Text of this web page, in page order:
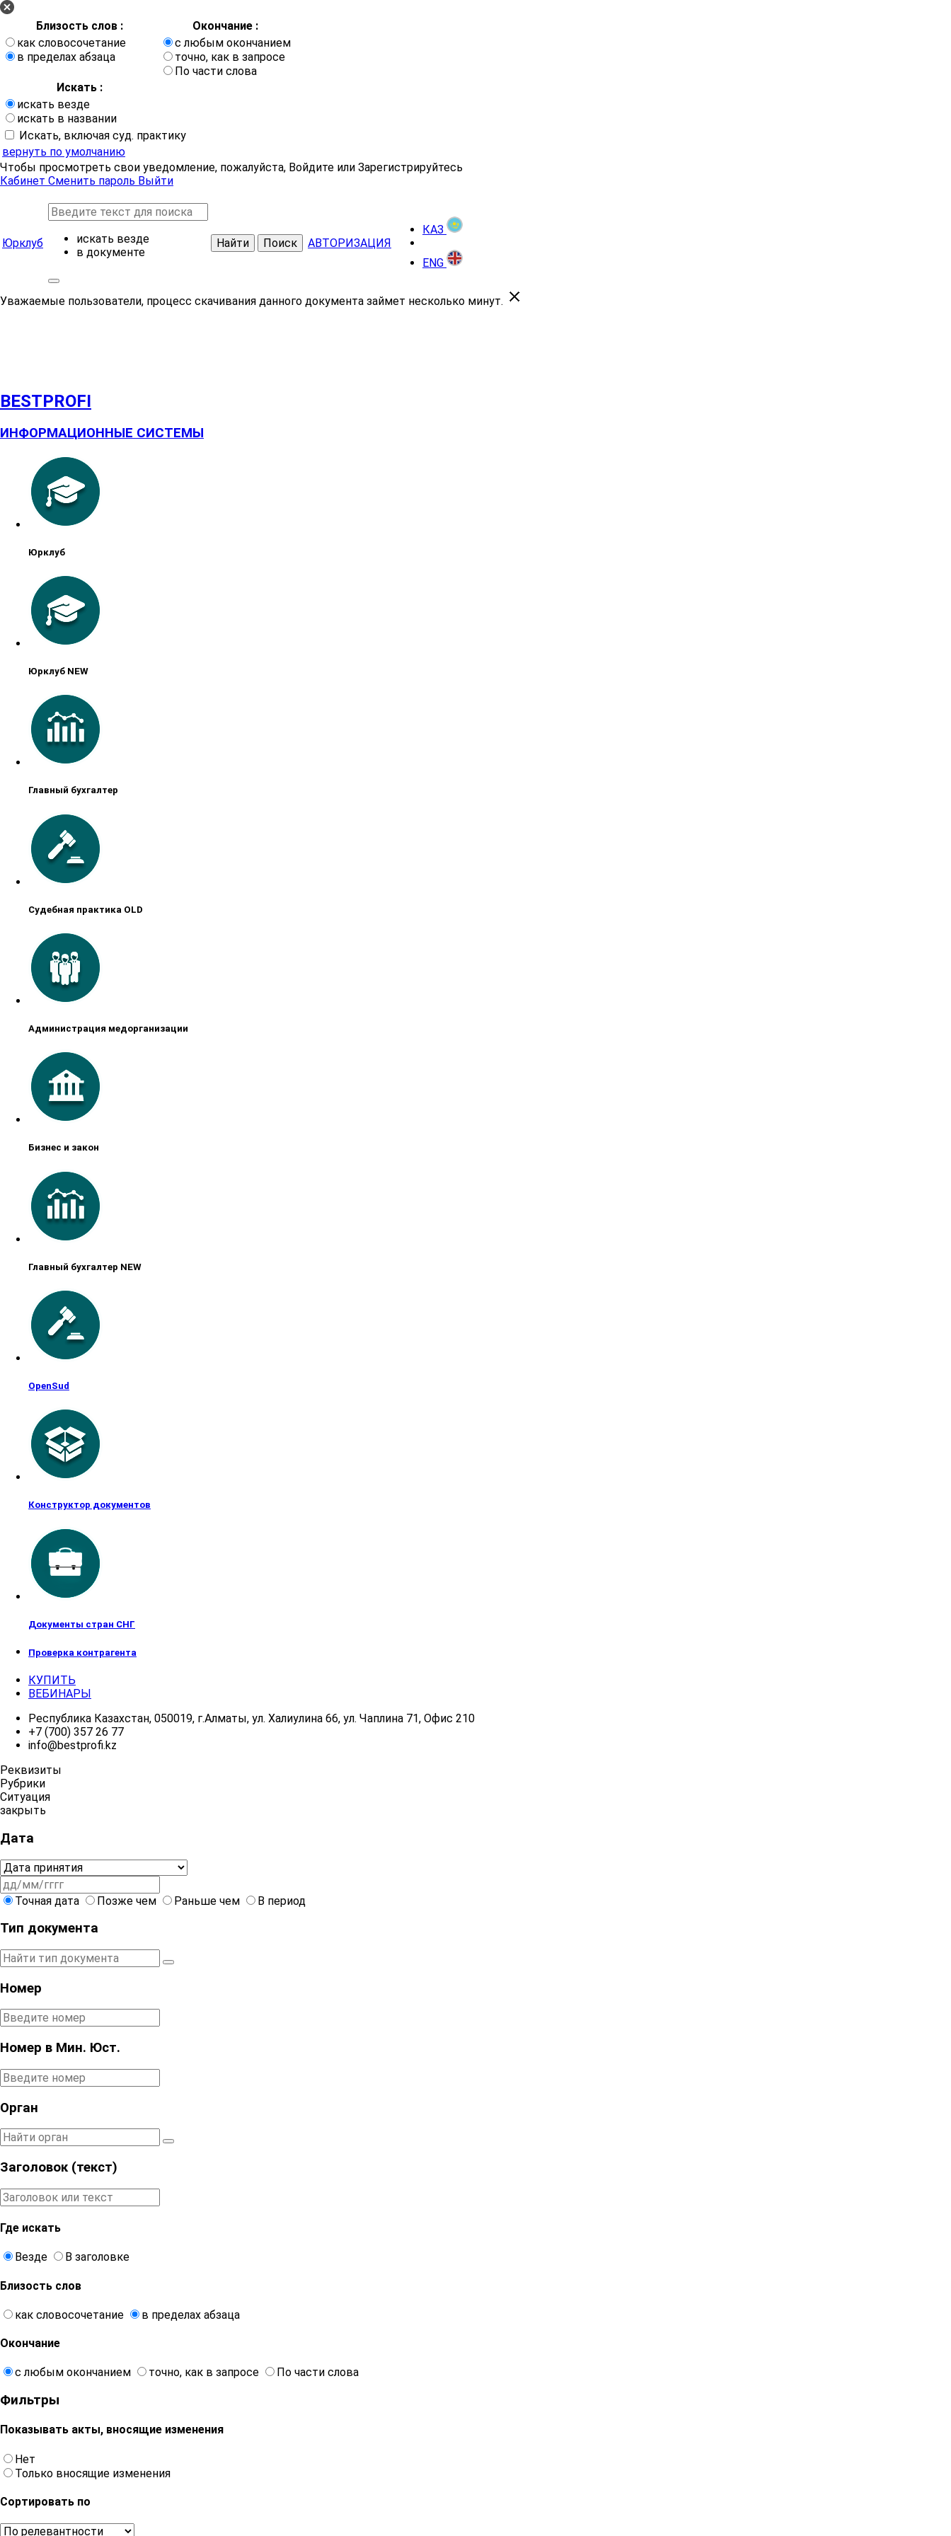
Близость слов :
Окончание :
как словосочетание
в пределах абзаца
с любым окончанием
точно, как в запросе
По части слова
Искать :
искать везде
искать в названии
Искать, включая суд. практику
вернуть по умолчанию
Чтобы просмотреть свои уведомление, пожалуйста, Войдите или Зарегистрируйтесь
Кабинет Сменить пароль Выйти
Юрклуб
искать везде
в документе
Найти Поиск АВТОРИЗАЦИЯ
КАЗ
ENG
Уважаемые пользователи, процесс скачивания данного документа займет несколько минут.
BESTPROFI
ИНФОРМАЦИОННЫЕ СИСТЕМЫ
Юрклуб
Юрклуб NEW
Главный бухгалтер
Судебная практика OLD
Администрация медорганизации
Бизнес и закон
Главный бухгалтер NEW
OpenSud
Конструктор документов
Документы стран СНГ
Проверка контрагента
КУПИТЬ
ВЕБИНАРЫ
Республика Казахстан, 050019, г.Алматы, ул. Халиулина 66, ул. Чаплина 71, Офис 210
+7 (700) 357 26 77
info@bestprofi.kz
Реквизиты
Рубрики
Ситуация
закрыть
Дата
Точная дата Позже чем Раньше чем В период
Тип документа
Номер
Номер в Мин. Юст.
Орган
Заголовок (текст)
Где искать
Везде В заголовке
Близость слов
как словосочетание в пределах абзаца
Окончание
с любым окончанием точно, как в запросе По части слова
Фильтры
Показывать акты, вносящие изменения
Нет
Только вносящие изменения
Сортировать по